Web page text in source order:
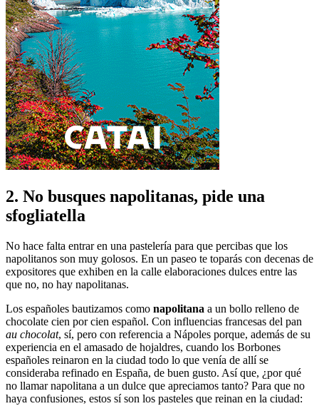
2. No busques napolitanas, pide una
sfogliatella
No hace falta entrar en una pastelería para que percibas que los
napolitanos son muy golosos. En un paseo te toparás con decenas de
expositores que exhiben en la calle elaboraciones dulces entre las
que no, no hay napolitanas.
Los españoles bautizamos como napolitana a un bollo relleno de
chocolate cien por cien español. Con influencias francesas del pan
au chocolat, sí, pero con referencia a Nápoles porque, además de su
experiencia en el amasado de hojaldres, cuando los Borbones
españoles reinaron en la ciudad todo lo que venía de allí se
consideraba refinado en España, de buen gusto. Así que, ¿por qué
no llamar napolitana a un dulce que apreciamos tanto? Para que no
haya confusiones, estos sí son los pasteles que reinan en la ciudad: